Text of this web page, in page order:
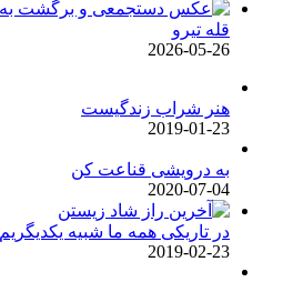
قله تیرو
2026-05-26
هنر شراب زندگیست
2019-01-23
به درویشی قناعت کن
2020-07-04
در تاریکی همه ما شبیه یکدیگریم
2019-02-23